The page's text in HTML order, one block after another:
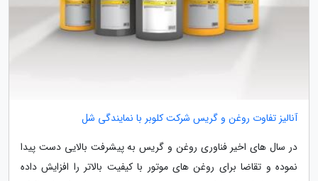
آنالیز تفاوت روغن و گریس شرکت کلوبر با نمایندگی شل
در سال های اخیر فناوری روغن و گریس به پیشرفت بالایی دست پیدا
نموده و تقاضا برای روغن های موتور با کیفیت بالاتر را افزایش داده